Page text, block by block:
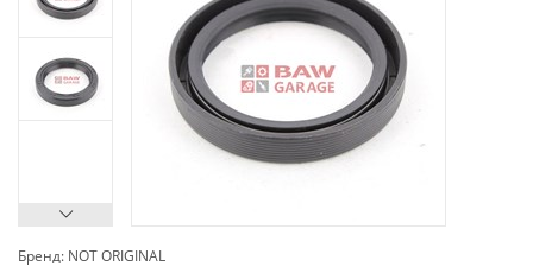
Бренд: NOT ORIGINAL